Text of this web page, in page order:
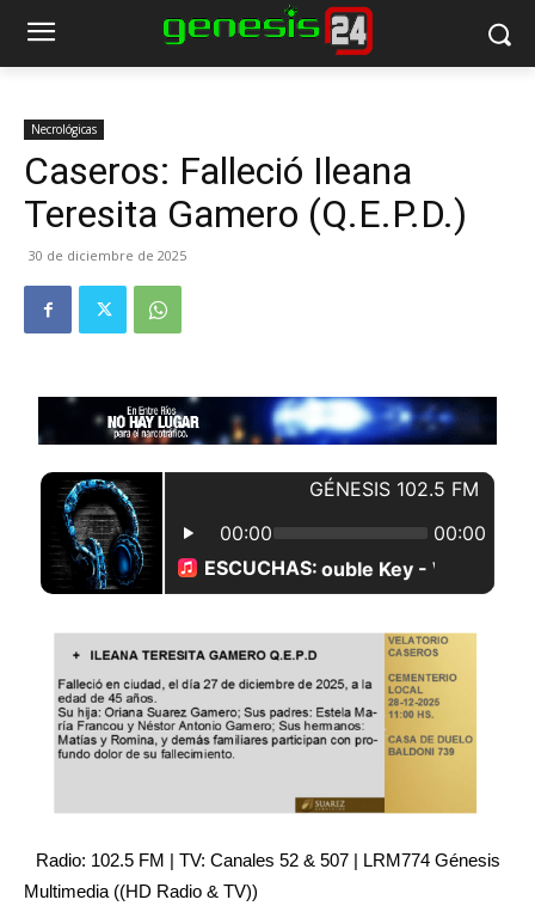
Necrológicas
Caseros: Falleció Ileana
Teresita Gamero (Q.E.P.D.)
30 de diciembre de 2025
Radio: 102.5 FM | TV: Canales 52 & 507 | LRM774 Génesis
Multimedia ((HD Radio & TV))